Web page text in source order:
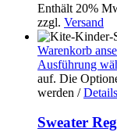
Enthält 20%
zzgl. Versand
Warenkorb
Ausführung
auf. Die
werden / Details
Sweater